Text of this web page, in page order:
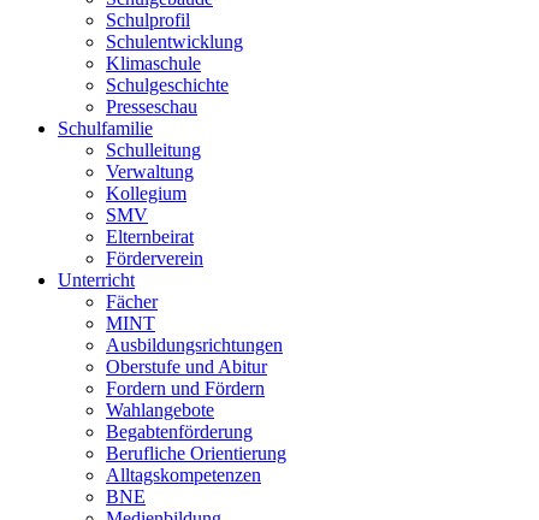
Schulprofil
Schulentwicklung
Klimaschule
Schulgeschichte
Presseschau
Schulfamilie
Schulleitung
Verwaltung
Kollegium
SMV
Elternbeirat
Förderverein
Unterricht
Fächer
MINT
Ausbildungsrichtungen
Oberstufe und Abitur
Fordern und Fördern
Wahlangebote
Begabtenförderung
Berufliche Orientierung
Alltagskompetenzen
BNE